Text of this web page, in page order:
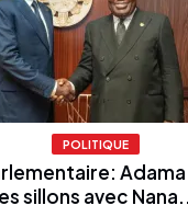
POLITIQUE
sillons avec